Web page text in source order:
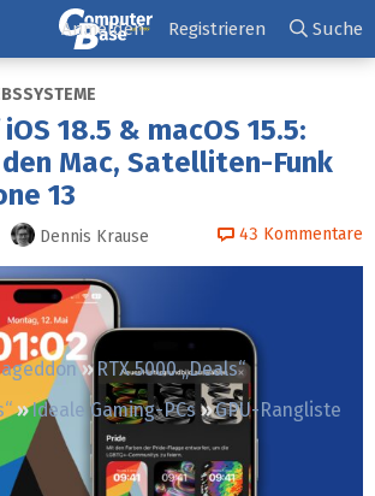
RTX 5000 „Deals“
Ideale Gaming-PCs
GPU-Rangliste
Anmelden Registrieren Suche
18.5 & macOS 15.5:
Mac, Satelliten-Funk
13
Dennis Krause 43 Kommentare